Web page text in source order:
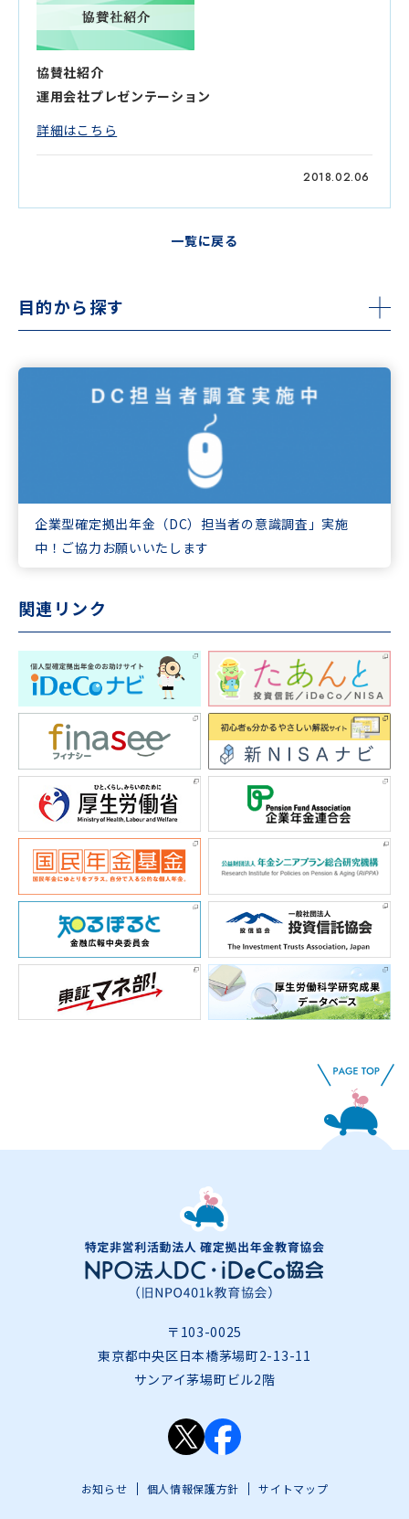
協賛社紹介
運用会社プレゼンテーション
詳細はこちら
2018.02.06
一覧に戻る
目的から探す
企業型確定拠出年金（DC）担当者の意識調査」実施
中！ご協力お願いいたします
関連リンク
〒103-0025
東京都中央区日本橋茅場町2-13-11
サンアイ茅場町ビル2階
お知らせ 個人情報保護方針 サイトマップ